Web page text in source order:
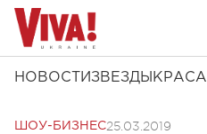
НОВОСТИ ЗВЕЗДЫ КРАСА
ШОУ-БИЗНЕС25.03.2019